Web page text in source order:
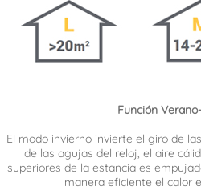
Función
El modo invierno invierte el giro de
de las agujas del reloj, el aire
superiores de la estancia es
manera eficiente el calor